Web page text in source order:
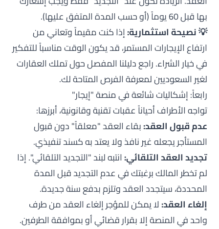
بها قبل 60 يوماً (أو حسب المدة المتفق عليها).
💡 نصيحة استثمارية:إذا كنت مقيماً وتعاني من
ارتفاع الإيجارات المستمر، قد يكون الوقت مناسباً للتفكير
في خيار الشراء. راجع دليلنا المفصل حولتملك العقارات
لغير السعوديينلمعرفة الفرص المتاحة لك.
رابعاً: إشكاليات شائعة في منصة "إيجار"
تواجه الأطراف أحياناً عقبات تقنية وقانونية، أبرزها:
عدم قبول العقد:بقاء العقد "معلقاً" دون قبول
المستأجر يجعله غير نافذ ولا يعتد به كسند تنفيذي.
تجديد العقد التلقائي: انتبه لبند "التجديد التلقائي". إذا
لم تخطر المالك برغبتك في عدم التجديد قبل المدة
المحددة، سيتجدد العقد وتلزم بدفع سنة جديدة.
إلغاء العقد:لا يمكن للمؤجر إلغاء العقد من طرف
واحد في المنصة إلا بقرار قضائي أو بموافقة الطرفين.